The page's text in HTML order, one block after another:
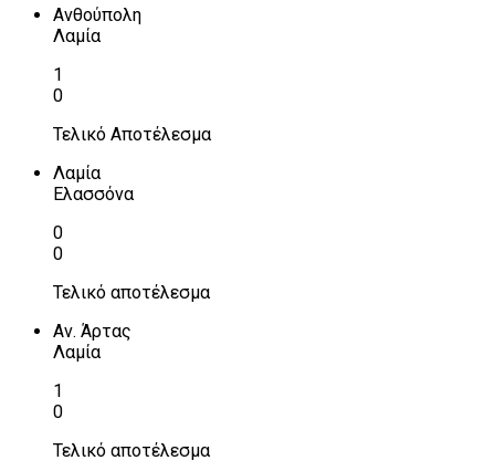
Ανθούπολη
Λαμία
1
0
Τελικό Αποτέλεσμα
Λαμία
Ελασσόνα
0
0
Τελικό αποτέλεσμα
Αν. Άρτας
Λαμία
1
0
Τελικό αποτέλεσμα